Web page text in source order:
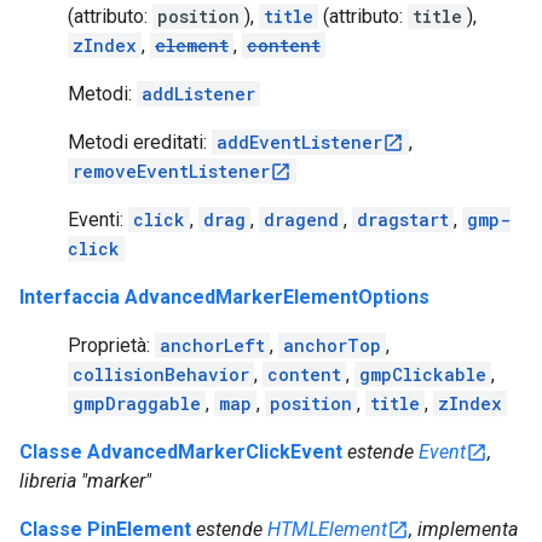
(attributo: position ), title (attributo: title ),
zIndex , element , content
Metodi: addListener
Metodi ereditati: addEventListener
,
removeEventListener
Eventi: click , drag , dragend , dragstart , gmp-
click
Interfaccia AdvancedMarkerElementOptions
Proprietà: anchorLeft , anchorTop ,
collisionBehavior , content , gmpClickable ,
gmpDraggable , map , position , title , zIndex
Classe AdvancedMarkerClickEvent estende Event
,
libreria "marker"
Classe PinElement estende HTMLElement
, implementa